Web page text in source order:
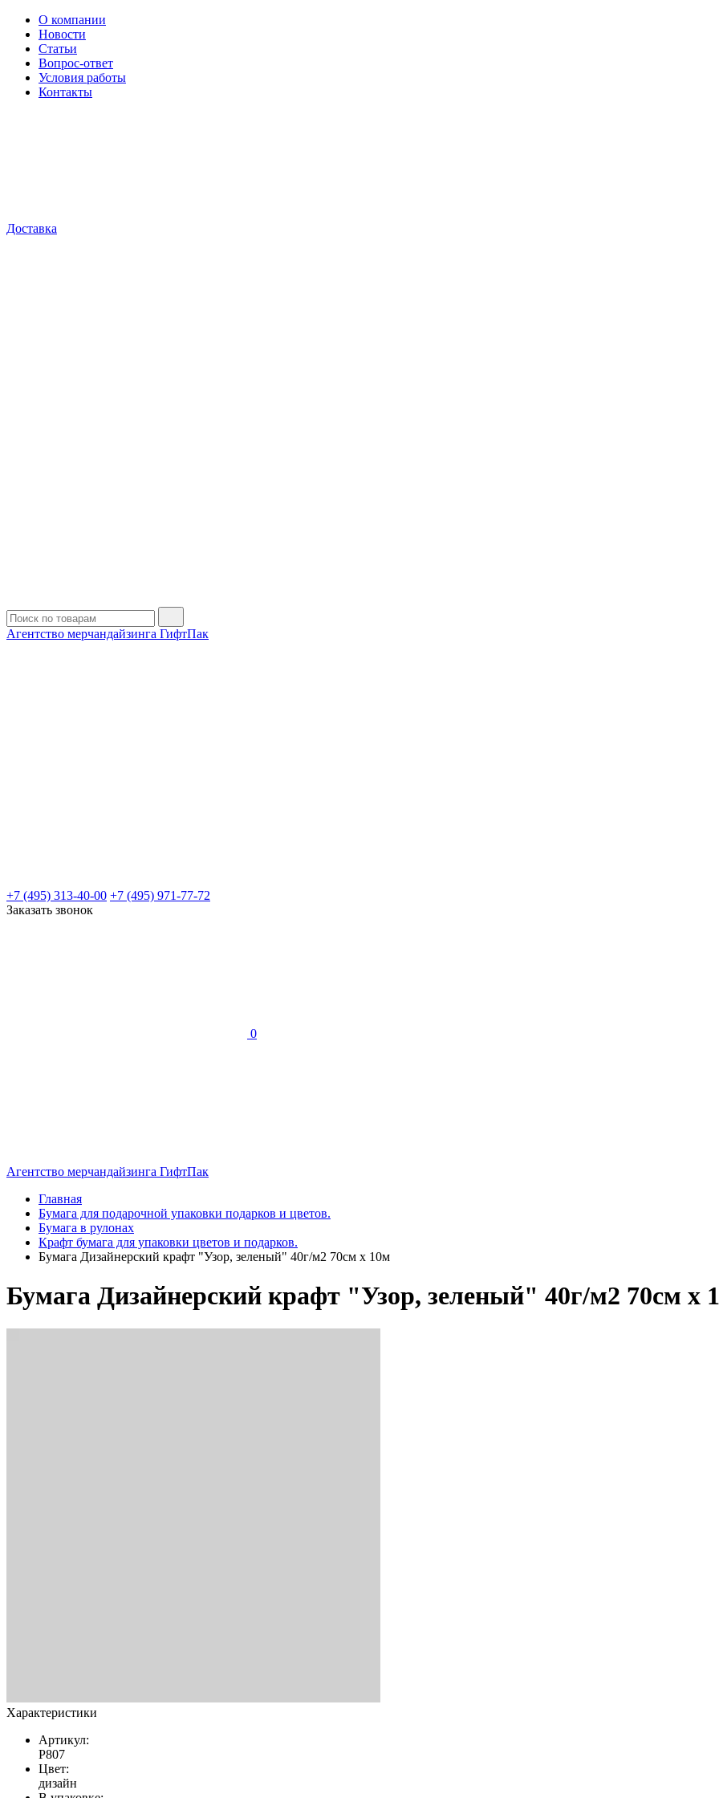
О компании
Новости
Статьи
Вопрос-ответ
Условия работы
Контакты
Доставка
Агентство мерчандайзинга ГифтПак
+7 (495) 313-40-00 +7 (495) 971-77-72
Заказать звонок
0
Агентство мерчандайзинга ГифтПак
Главная
Бумага для подарочной упаковки подарков и цветов.
Бумага в рулонах
Крафт бумага для упаковки цветов и подарков.
Бумага Дизайнерский крафт "Узор, зеленый" 40г/м2 70см х 10м
Бумага Дизайнерский крафт "Узор, зеленый" 40г/м2 70см х
Характеристики
Артикул:
Р807
Цвет:
дизайн